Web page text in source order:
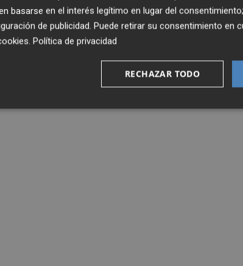
basarse en el interés legítimo en lugar del
de publicidad. Puede retirar su consentimiento en
. Política de privacidad
RECHAZAR TODO